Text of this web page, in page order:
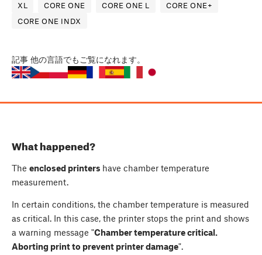
XL CORE ONE CORE ONE L
CORE ONE+
CORE ONE INDX
記事 他の言語でもご覧になれます。
What happened?
The enclosed printers have chamber temperature
measurement.
In certain conditions, the chamber temperature is measured
as critical. In this case, the printer stops the print and shows
a warning message "Chamber temperature critical.
Aborting print to prevent printer damage".